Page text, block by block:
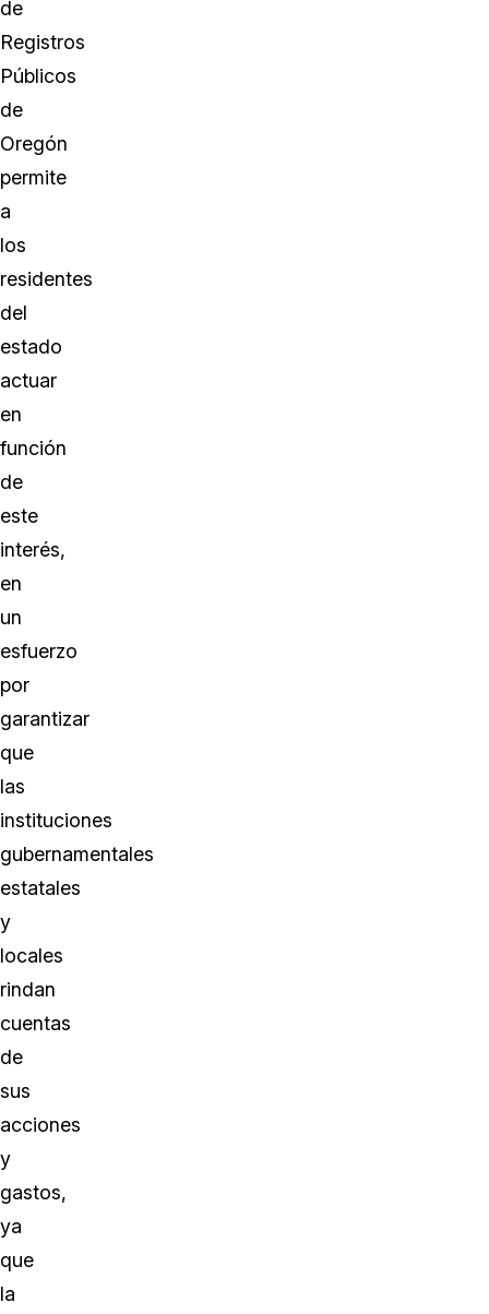
de
Registros
Públicos
de
Oregón
permite
a
los
residentes
del
estado
actuar
en
función
de
este
interés,
en
un
esfuerzo
por
garantizar
que
las
instituciones
gubernamentales
estatales
y
locales
rindan
cuentas
de
sus
acciones
y
gastos,
ya
que
la